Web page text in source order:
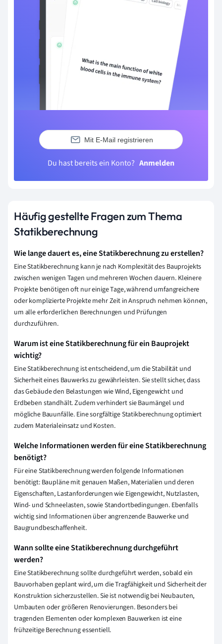
Mit E-Mail registrieren
Du hast bereits ein Konto? Anmelden
Häufig gestellte Fragen zum Thema
Statikberechnung
Wie lange dauert es, eine Statikberechnung zu erstellen?
Eine Statikberechnung kann je nach Komplexität des Bauprojekts
zwischen wenigen Tagen und mehreren Wochen dauern. Kleinere
Projekte benötigen oft nur einige Tage, während umfangreichere
oder komplizierte Projekte mehr Zeit in Anspruch nehmen können,
um alle erforderlichen Berechnungen und Prüfungen
durchzuführen.
Warum ist eine Statikberechnung für ein Bauprojekt
wichtig?
Eine Statikberechnung ist entscheidend, um die Stabilität und
Sicherheit eines Bauwerks zu gewährleisten. Sie stellt sicher, dass
das Gebäude den Belastungen wie Wind, Eigengewicht und
Erdbeben standhält. Zudem verhindert sie Baumängel und
mögliche Bauunfälle. Eine sorgfältige Statikberechnung optimiert
zudem Materialeinsatz und Kosten.
Welche Informationen werden für eine Statikberechnung
benötigt?
Für eine Statikberechnung werden folgende Informationen
benötigt: Baupläne mit genauen Maßen, Materialien und deren
Eigenschaften, Lastanforderungen wie Eigengewicht, Nutzlasten,
Wind- und Schneelasten, sowie Standortbedingungen. Ebenfalls
wichtig sind Informationen über angrenzende Bauwerke und
Baugrundbeschaffenheit.
Wann sollte eine Statikberechnung durchgeführt
werden?
Eine Statikberechnung sollte durchgeführt werden, sobald ein
Bauvorhaben geplant wird, um die Tragfähigkeit und Sicherheit der
Konstruktion sicherzustellen. Sie ist notwendig bei Neubauten,
Umbauten oder größeren Renovierungen. Besonders bei
tragenden Elementen oder komplexen Bauwerken ist eine
frühzeitige Berechnung essentiell.